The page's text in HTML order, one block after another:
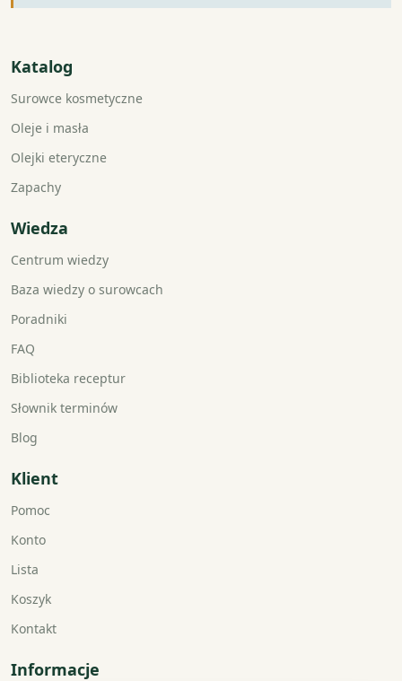
Katalog
Surowce kosmetyczne
Oleje i masła
Olejki eteryczne
Zapachy
Wiedza
Centrum wiedzy
Baza wiedzy o surowcach
Poradniki
FAQ
Biblioteka receptur
Słownik terminów
Blog
Klient
Pomoc
Konto
Lista
Koszyk
Kontakt
Informacje